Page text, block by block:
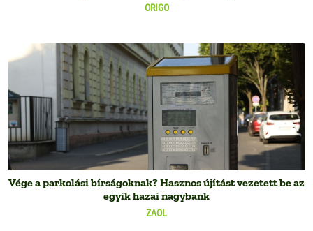
ORIGO
ZAOL
Vége a parkolási bírságoknak? Hasznos újítást vezetett be az
egyik hazai nagybank